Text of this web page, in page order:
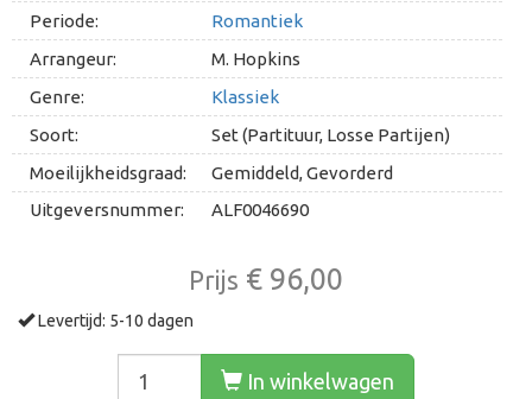
Periode:
Romantiek
Arrangeur:
M. Hopkins
Genre:
Klassiek
Soort:
Set (Partituur, Losse Partijen)
Moeilijkheidsgraad:
Gemiddeld, Gevorderd
Uitgeversnummer:
ALF0046690
Prijs € 96,00
Levertijd: 5-10 dagen
In winkelwagen